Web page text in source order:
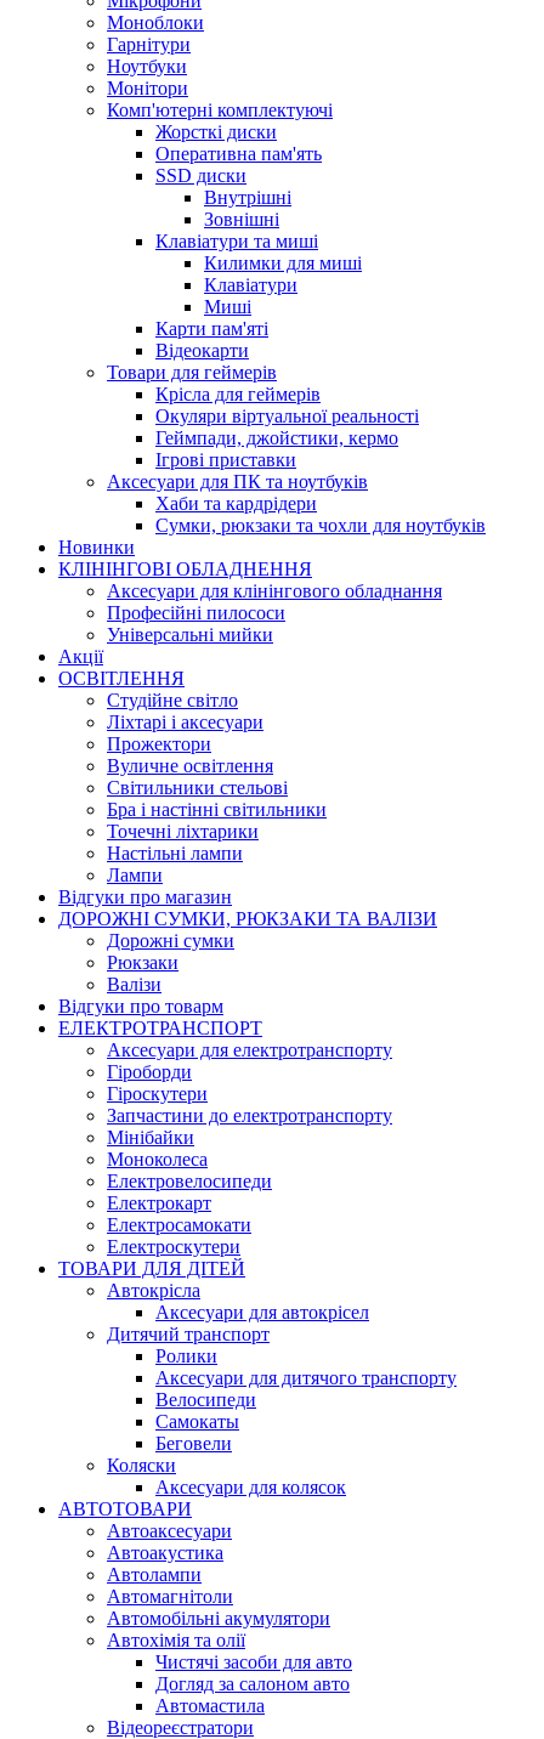
Моноблоки
Гарнітури
Ноутбуки
Монітори
Комп'ютерні комплектуючі
Жорсткі диски
Оперативна пам'ять
SSD диски
Внутрішні
Зовнішні
Клавіатури та миші
Килимки для миші
Клавіатури
Миші
Карти пам'яті
Відеокарти
Товари для геймерів
Крісла для геймерів
Окуляри віртуальної реальності
Геймпади, джойстики, кермо
Ігрові приставки
Аксесуари для ПК та ноутбуків
Хаби та кардрідери
Сумки, рюкзаки та чохли для ноутбуків
Новинки
КЛІНІНГОВІ ОБЛАДНЕННЯ
Аксесуари для клінінгового обладнання
Професійні пилососи
Універсальні мийки
Акції
ОСВІТЛЕННЯ
Студійне світло
Ліхтарі і аксесуари
Прожектори
Вуличне освітлення
Світильники стельові
Бра і настінні світильники
Точечні ліхтарики
Настільні лампи
Лампи
Відгуки про магазин
ДОРОЖНІ СУМКИ, РЮКЗАКИ ТА ВАЛІЗИ
Дорожні сумки
Рюкзаки
Валізи
Відгуки про товарм
ЕЛЕКТРОТРАНСПОРТ
Аксесуари для електротранспорту
Гіроборди
Гіроскутери
Запчастини до електротранспорту
Мінібайки
Моноколеса
Електровелосипеди
Електрокарт
Електросамокати
Електроскутери
ТОВАРИ ДЛЯ ДІТЕЙ
Автокрісла
Аксесуари для автокрісел
Дитячий транспорт
Ролики
Аксесуари для дитячого транспорту
Велосипеди
Самокаты
Беговели
Коляски
Аксесуари для колясок
АВТОТОВАРИ
Автоаксесуари
Автоакустика
Автолампи
Автомагнітоли
Автомобільні акумулятори
Автохімія та олії
Чистячі засоби для авто
Догляд за салоном авто
Автомастила
Відеореєстратори